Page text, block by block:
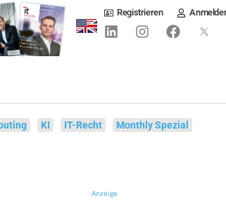
Registrieren
KI IT-Recht Monthly Spezial
Anzeige